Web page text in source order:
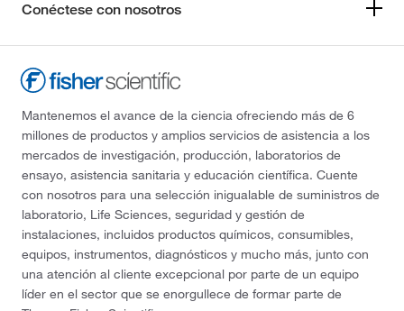
Conéctese con nosotros
Mantenemos el avance de la ciencia ofreciendo más de 6
millones de productos y amplios servicios de asistencia a los
mercados de investigación, producción, laboratorios de
ensayo, asistencia sanitaria y educación científica. Cuente
con nosotros para una selección inigualable de suministros de
laboratorio, Life Sciences, seguridad y gestión de
instalaciones, incluidos productos químicos, consumibles,
equipos, instrumentos, diagnósticos y mucho más, junto con
una atención al cliente excepcional por parte de un equipo
líder en el sector que se enorgullece de formar parte de